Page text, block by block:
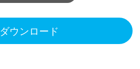
ダウンロード